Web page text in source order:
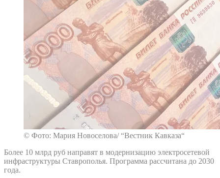
© Фото: Мария Новоселова/ “Вестник Кавказа“
Более 10 млрд руб направят в модернизацию электросетевой
инфраструктуры Ставрополья. Программа рассчитана до 2030
года.